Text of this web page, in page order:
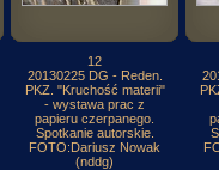
12
20130225 DG - Reden.
PKZ. "Kruchość materii"
- wystawa prac z
papieru czerpanego.
Spotkanie autorskie.
FOTO:Dariusz Nowak
(nddg)